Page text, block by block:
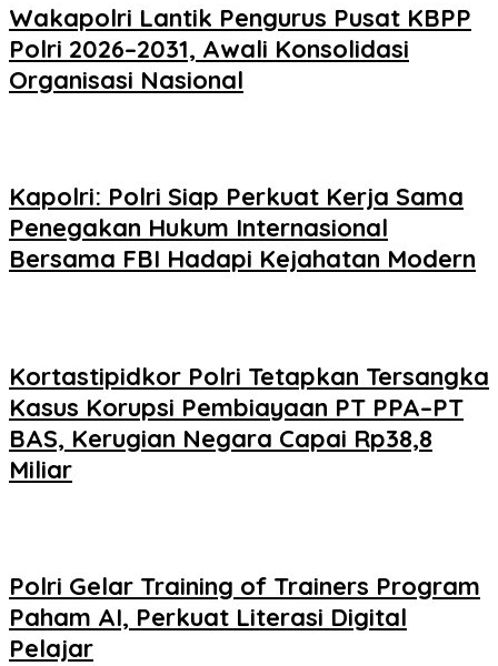
Wakapolri Lantik Pengurus Pusat KBPP
Polri 2026–2031, Awali Konsolidasi
Organisasi Nasional
Kapolri: Polri Siap Perkuat Kerja Sama
Penegakan Hukum Internasional
Bersama FBI Hadapi Kejahatan Modern
Kortastipidkor Polri Tetapkan Tersangka
Kasus Korupsi Pembiayaan PT PPA–PT
BAS, Kerugian Negara Capai Rp38,8
Miliar
Polri Gelar Training of Trainers Program
Paham AI, Perkuat Literasi Digital
Pelajar